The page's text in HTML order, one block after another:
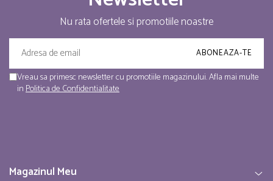
Nu rata ofertele si promotiile noastre
Vreau sa primesc newsletter cu promotiile magazinului. Afla mai multe
inPolitica de Confidentialitate
Magazinul Meu